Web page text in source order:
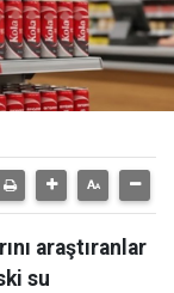
araştıranlar
su